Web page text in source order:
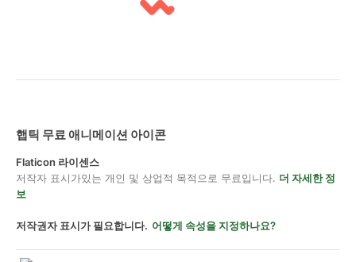
햅틱 무료 애니메이션 아이콘
Flaticon 라이센스
저작자 표시가있는 개인 및 상업적 목적으로 무료입니다. 더 자세한 정
보
저작권자 표시가 필요합니다. 어떻게 속성을 지정하나요?